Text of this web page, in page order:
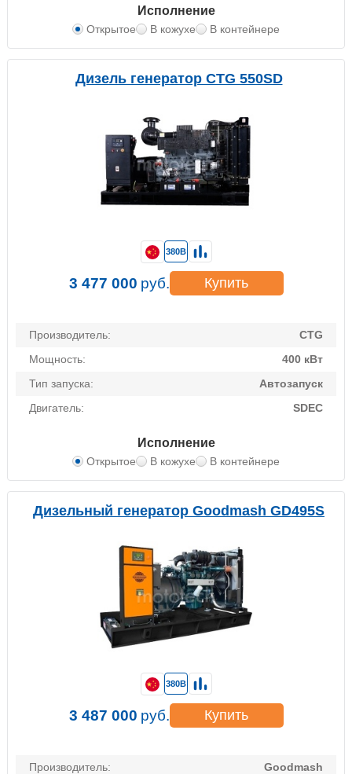
Исполнение
Открытое В кожухе В контейнере
Дизель генератор CTG 550SD
Производитель:
CTG
Мощность:
400 кВт
Тип запуска:
Автозапуск
Двигатель:
SDEC
Исполнение
Открытое В кожухе В контейнере
380В
3 477 000 руб. Купить
Дизельный генератор Goodmash GD495S
Производитель:
Goodmash
380В
3 487 000 руб. Купить